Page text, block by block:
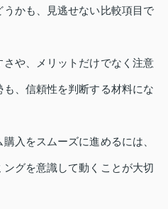
かも、見逃せない比較項目で
や、メリットだけでなく注意
、信頼性を判断する材料にな
入をスムーズに進めるには、
グを意識して動くことが大切